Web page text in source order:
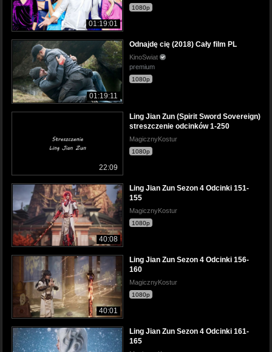
01:19:01
1080p
01:19:11
Odnajdę cię (2018) Cały film PL
KinoSwiat
premium
1080p
22:09
Ling Jian Zun (Spirit Sword Sovereign)
streszczenie odcinków 1-250
MagicznyKostur
1080p
40:08
Ling Jian Zun Sezon 4 Odcinki 151-
155
MagicznyKostur
1080p
40:01
Ling Jian Zun Sezon 4 Odcinki 156-
160
MagicznyKostur
1080p
Ling Jian Zun Sezon 4 Odcinki 161-
165